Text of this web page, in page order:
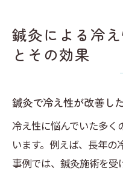
鍼灸による冷
とその効果
鍼灸で冷え性が改善し
冷え性に悩んでいた多く
います。例えば、長年
事例では、鍼灸施術を